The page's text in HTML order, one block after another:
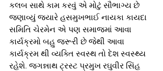
કલબ સાથે કામ કરવું એ મોટું સૌભાગ્ય છે
જણાવ્યું જ્યારે હસમુખભાઈ નાયકા કાયદા
સમિતિ ચેરમેન એ પણ સમાજમાં આવા
કાર્યક્રમો બહુ જરૂરી છે જેથી આવા
કાર્યક્રમ થી વ્યક્તિ સ્વસ્થ તો દેશ સ્વસ્થ્ય
રહેશે. જગન્નાથ ટ્રસ્ટ પ્રમુખ રઘુવીર સિંહ